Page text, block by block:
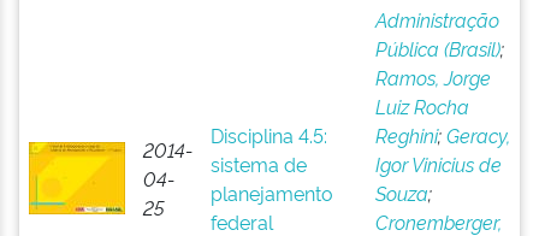
2014-
04-
25
Disciplina 4.5:
sistema de
planejamento
federal
Administração
Pública (Brasil);
Ramos, Jorge
Luiz Rocha
Reghini;Geracy,
Igor Vinicius de
Souza;
Cronemberger,